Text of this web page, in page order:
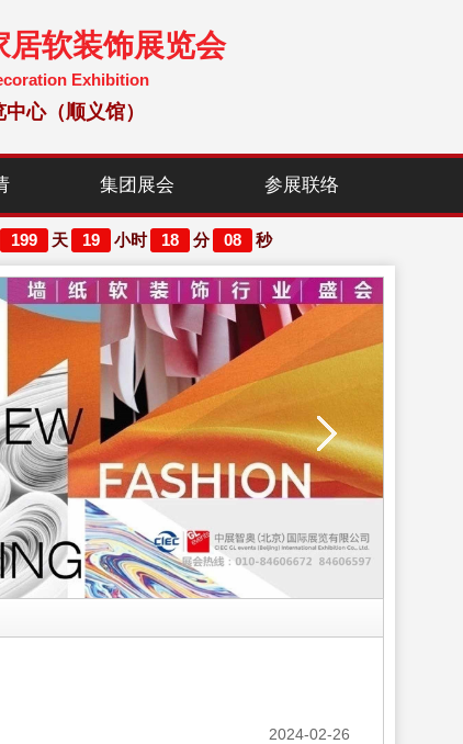
软装饰展览会
Exhibition
心（顺义馆）
集团展会 参展联络
199 天 19 小时 18 分 06 秒
2024-02-26